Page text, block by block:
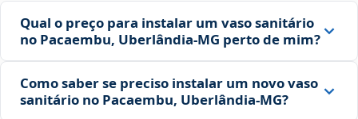
Qual o preço para instalar um vaso sanitário
no Pacaembu, Uberlândia‑MG perto de mim?
Como saber se preciso instalar um novo vaso
sanitário no Pacaembu, Uberlândia‑MG?